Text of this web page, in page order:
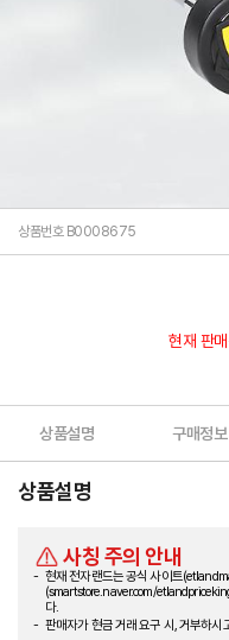
상품번호 B0008675
현재 판
상품설명 구매정보
상품설명
사칭 주의 안내
현재 전자랜드는 공식 사이트
(smartstore.naver.com/
다.
판매자가 현금 거래 요구 시, 거부하시